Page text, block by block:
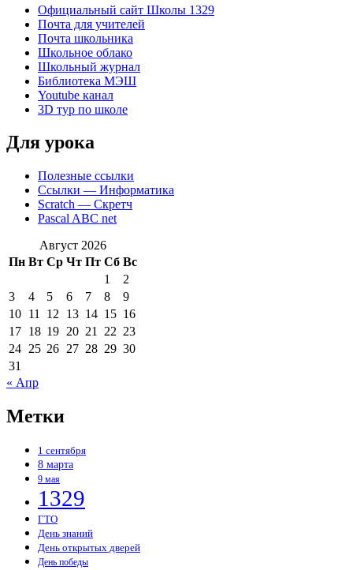
Официальный сайт Школы 1329
Почта для учителей
Почта школьника
Школьное облако
Школьный журнал
Библиотека МЭШ
Youtube канал
3D тур по школе
Для урока
Полезные ссылки
Ссылки — Информатика
Scratch — Скретч
Pascal ABC net
Август 2026
Пн Вт Ср Чт Пт Сб Вс
1
2
3
4 5 6 7 8
9
10 11 12 13 14 15 16
17 18 19 20 21 22 23
24 25 26 27 28 29 30
31
« Апр
Метки
1 сентября
8 марта
9 мая
1329
ГТО
День знаний
День открытых дверей
День победы